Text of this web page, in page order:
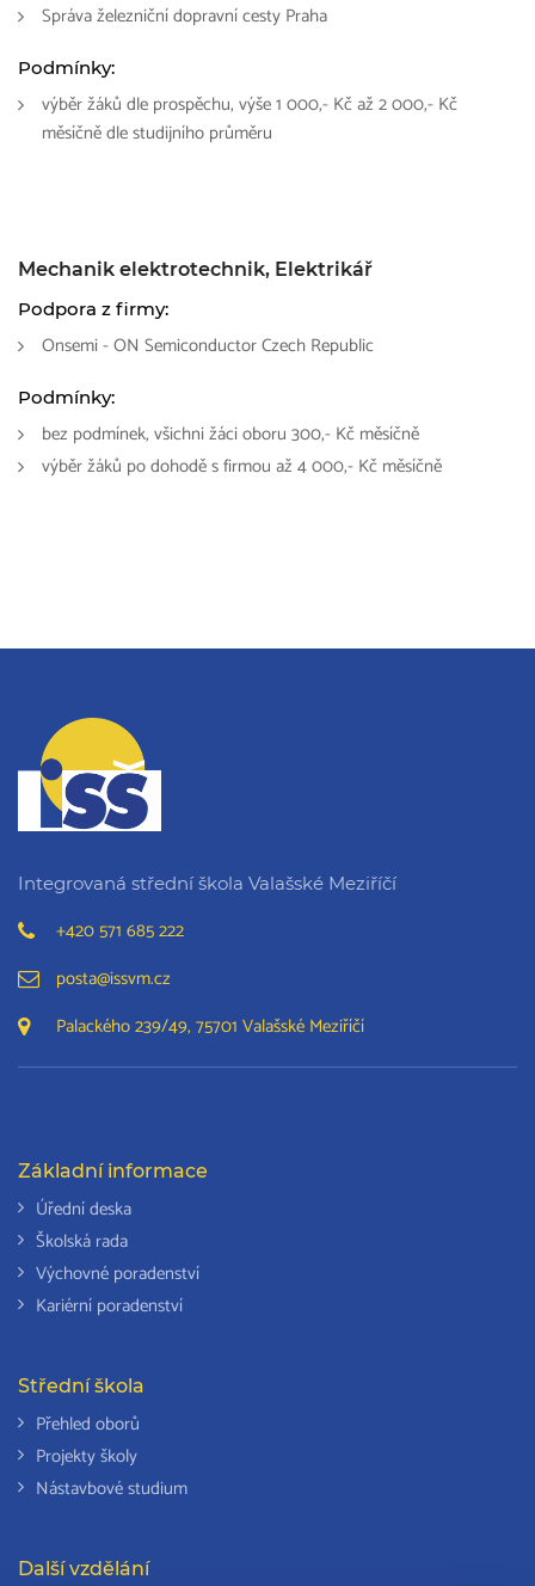
Správa železniční dopravní cesty Praha
Podmínky:
výběr žáků dle prospěchu, výše 1 000,- Kč až 2 000,- Kč
měsíčně dle studijního průměru
Mechanik elektrotechnik, Elektrikář
Podpora z firmy:
Onsemi - ON Semiconductor Czech Republic
Podmínky:
bez podmínek, všichni žáci oboru 300,- Kč měsíčně
výběr žáků po dohodě s firmou až 4 000,- Kč měsíčně
Integrovaná střední škola Valašské Meziříčí
+420 571 685 222
posta@issvm.cz
Palackého 239/49, 75701 Valašské Meziříčí
Základní informace
Úřední deska
Školská rada
Výchovné poradenství
Kariérní poradenství
Střední škola
Přehled oborů
Projekty školy
Nástavbové studium
Další vzdělání